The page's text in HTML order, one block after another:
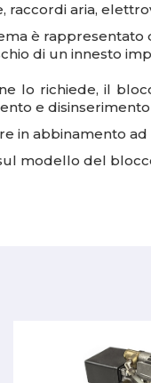
raccordi aria,
è rappresentato
di un innesto
lo richiede, il
e
in abbinamento
modello del